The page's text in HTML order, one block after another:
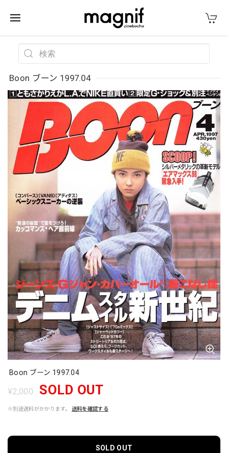
Boon ブーン 1997.04
Boon ブーン 1997.04
¥2,000 SOLD OUT
※別途送料がかかります。 送料を確認する
SOLD OUT